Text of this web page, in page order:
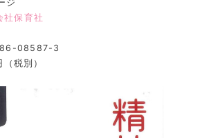
ジ
社保育社
08587-3
税別）